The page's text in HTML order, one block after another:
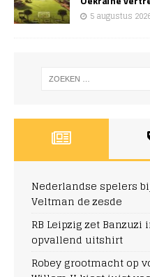
5 augustus
Nederlandse spelers
Veltman de zesde
RB Leipzig zet
opvallend uitshirt
Robey grootmacht op